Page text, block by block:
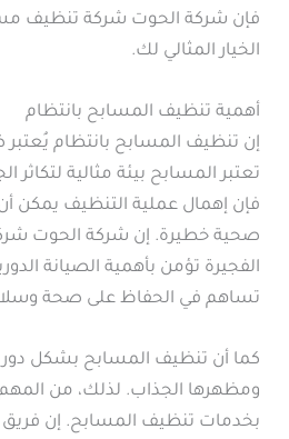
فإن شركة الحوت شركة تنظيف
الخيار المثالي لك.
أهمية تنظيف المسابح بانتظام
إن تنظيف المسابح بانتظام
تعتبر المسابح بيئة مثالية لتكاثر
فإن إهمال عملية التنظيف يمكن
صحية خطيرة. إن شركة الحوت
الفجيرة تؤمن بأهمية الصيانة
تساهم في الحفاظ على صحة
كما أن تنظيف المسابح بشكل
ومظهرها الجذاب. لذلك، من
بخدمات تنظيف المسابح. إن